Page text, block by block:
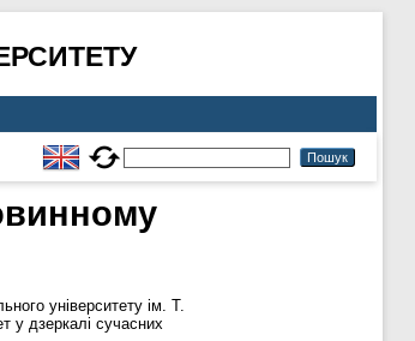
університету ім. Т.
у дзеркалі сучасних